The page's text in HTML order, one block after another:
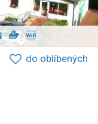
do oblíbených